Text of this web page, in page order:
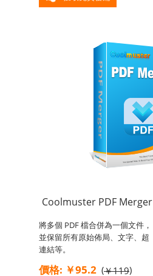
Coolmuster PDF Merger
將多個 PDF 檔合併為一個文件，
並保留所有原始佈局、文字、超
連結等。
價格: ￥95.2 (￥119)